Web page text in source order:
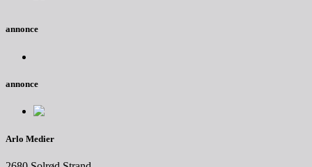
annonce
annonce
Arlo Medier